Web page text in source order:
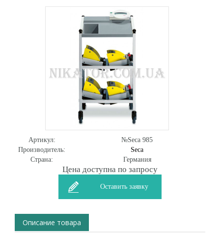
Артикул:
№Seca 985
Производитель:
Seca
Страна:
Германия
Цена доступна по запросу
Оставить заявку
Описание товара